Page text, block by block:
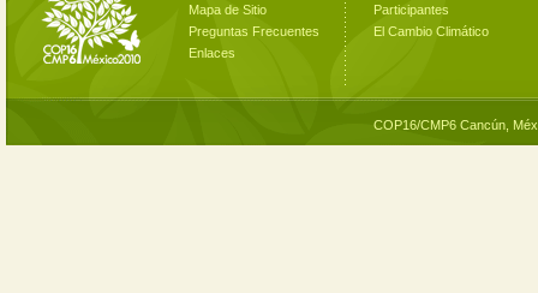
Mapa de Sitio
Preguntas Frecuentes
Enlaces
Participantes
El Cambio Climático
COP16/CMP6 Cancún,